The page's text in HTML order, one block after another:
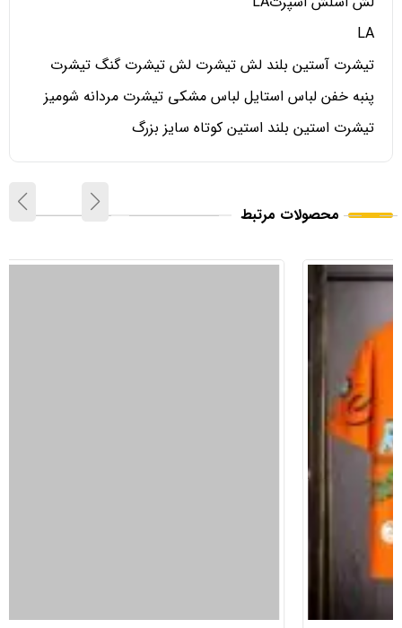
LA
تیشرت آستین بلند لش تیشرت لش تیشرت گنگ تیشرت
پنبه خفن لباس استایل لباس مشکی تیشرت مردانه شومیز
تیشرت استین بلند استین کوتاه سایز بزرگ
محصولات مرتبط